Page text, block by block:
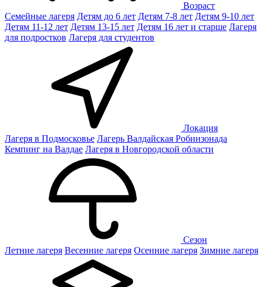
Возраст
Семейные лагеря Детям до 6 лет Детям 7-8 лет Детям 9-10 лет
Детям 11-12 лет Детям 13-15 лет Детям 16 лет и старше Лагеря
для подростков Лагеря для студентов
Локация
Лагеря в Подмосковье Лагерь Валдайская Робинзонада
Кемпинг на Валдае Лагеря в Новгородской области
Сезон
Летние лагеря Весенние лагеря Осенние лагеря Зимние лагеря